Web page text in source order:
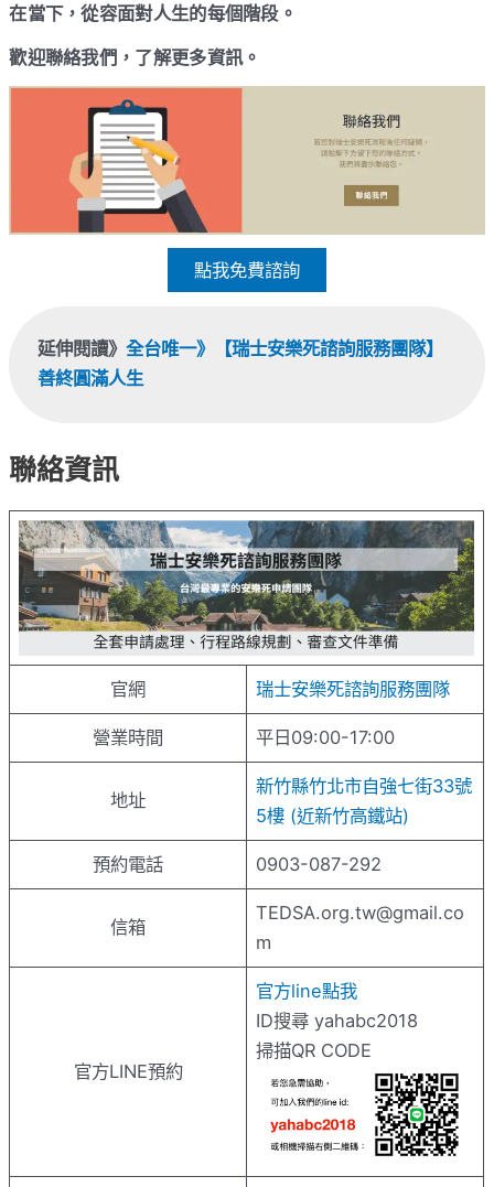
在當下，從容面對人生的每個階段。
歡迎聯絡我們，了解更多資訊。
點我免費諮詢
延伸閱讀》全台唯一》【瑞士安樂死諮詢服務團隊】
善終圓滿人生
聯絡資訊
官網 瑞士安樂死諮詢服務團隊
營業時間 平日09:00-17:00
地址
新竹縣竹北市自強七街33號
5樓 (近新竹高鐵站)
預約電話 0903-087-292
信箱
TEDSA.org.tw@gmail.co
m
官方LINE預約
官方line點我
ID搜尋 yahabc2018
掃描QR CODE